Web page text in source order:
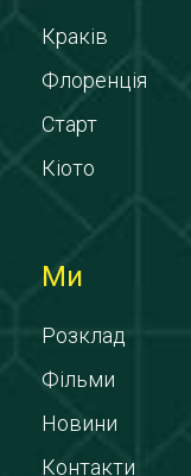
Краків
Флоренція
Старт
Кіото
Ми
Розклад
Фільми
Новини
Контакти